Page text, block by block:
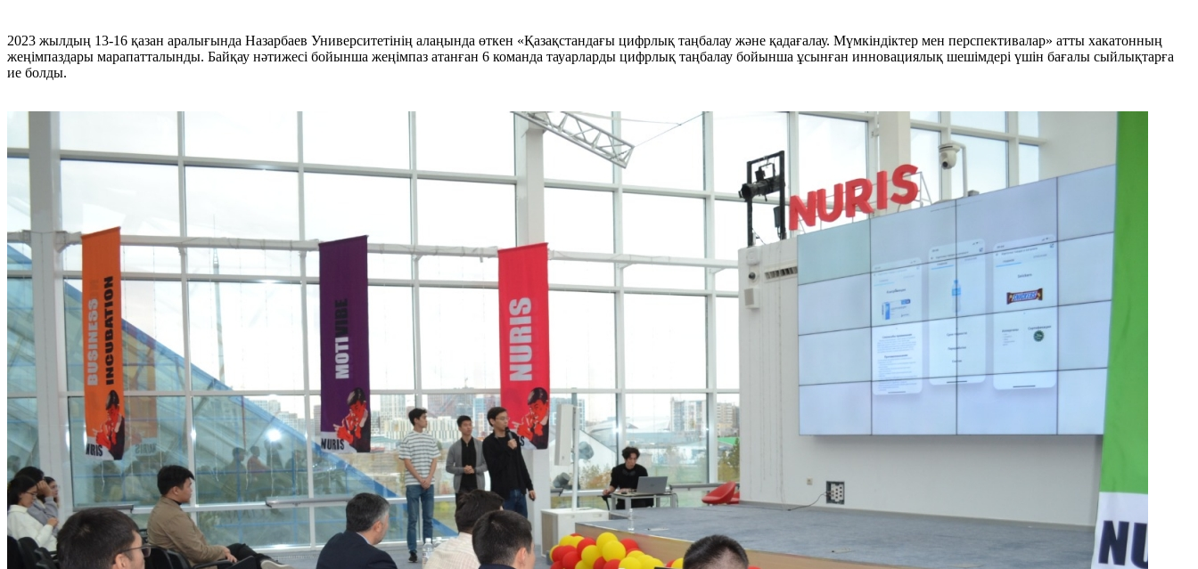
2023 жылдың 13-16 қазан аралығында Назарбаев Университетінің алаңында өткен «Қазақстандағы цифрлық таңбалау және қадағалау. Мүмкіндіктер мен перспективалар» атты хакатонның
жеңімпаздары марапатталынды. Байқау нәтижесі бойынша жеңімпаз атанған 6 команда тауарларды цифрлық таңбалау бойынша ұсынған инновациялық шешімдері үшін бағалы сыйлықтарға
ие болды.